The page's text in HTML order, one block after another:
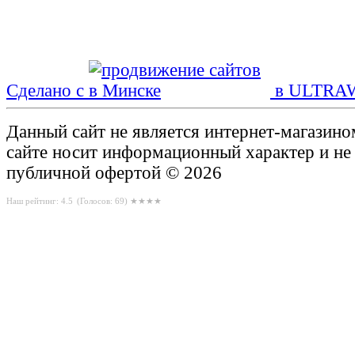
Сделано с в
Данный сайт не является интернет-
сайте носит информационный характер и не
публичной офертой © 2026
Наш рейтинг: 4.5 (Голосов: 69) ★★★★